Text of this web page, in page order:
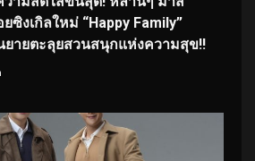
งเกิลใหม่ “Happy Family”
ยายตะลุยสวนสนุกแห่งความสุข!!